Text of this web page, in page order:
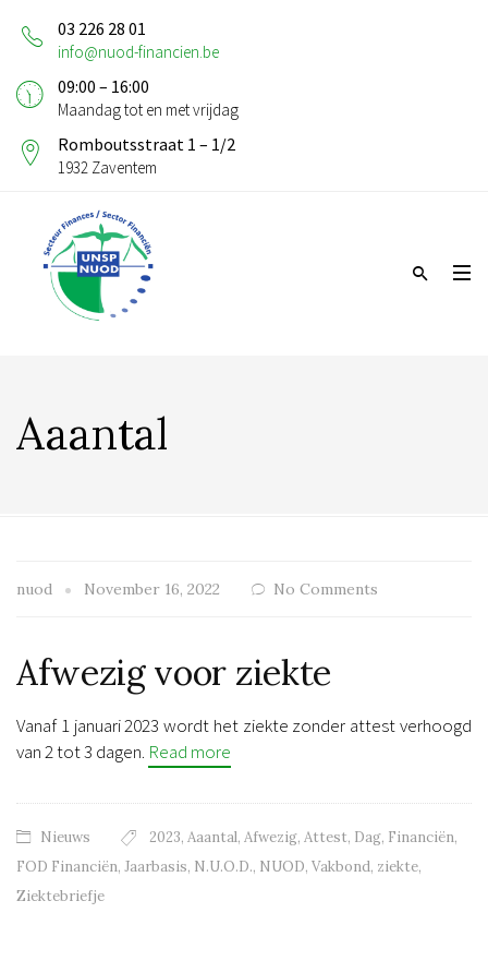
03 226 28 01
info@nuod-financien.be
09:00 – 16:00
Maandag tot en met vrijdag
Romboutsstraat 1 – 1/2
1932 Zaventem
Aaantal
nuod November 16, 2022 No Comments
Afwezig voor ziekte
Vanaf 1 januari 2023 wordt het ziekte zonder attest verhoogd
van 2 tot 3 dagen. Read more
Nieuws 2023, Aaantal, Afwezig, Attest, Dag, Financiën,
FOD Financiën, Jaarbasis, N.U.O.D., NUOD, Vakbond, ziekte,
Ziektebriefje